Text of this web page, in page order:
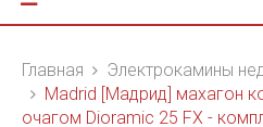
Главная
Электрокамины
Madrid [Мадрид] махагон
очагом Dioramic 25 FX -